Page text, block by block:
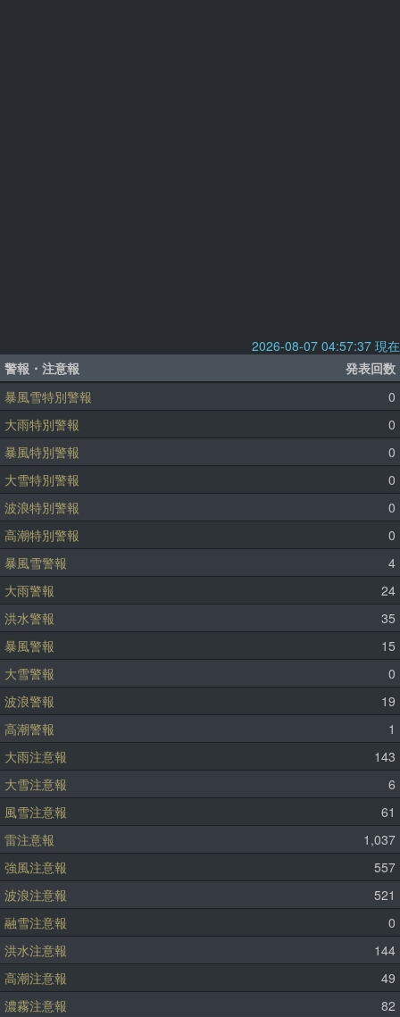
2026-08-07 04:57:37 現在
警報・注意報
発表回数
暴風雪特別警報
0
大雨特別警報
0
暴風特別警報
0
大雪特別警報
0
波浪特別警報
0
高潮特別警報
0
暴風雪警報
4
大雨警報
24
洪水警報
35
暴風警報
15
大雪警報
0
波浪警報
19
高潮警報
1
大雨注意報
143
大雪注意報
6
風雪注意報
61
雷注意報
1,037
強風注意報
557
波浪注意報
521
融雪注意報
0
洪水注意報
144
高潮注意報
49
濃霧注意報
82